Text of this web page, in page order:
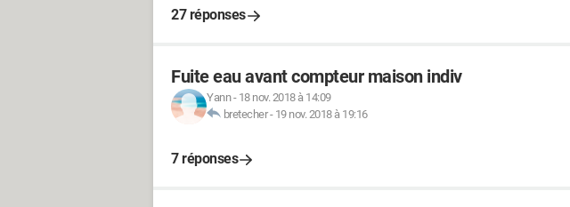
27 réponses
Fuite eau avant compteur maison indiv
Yann- 18 nov. 2018 à 14:09
bretecher- 19 nov. 2018 à 19:16
7 réponses